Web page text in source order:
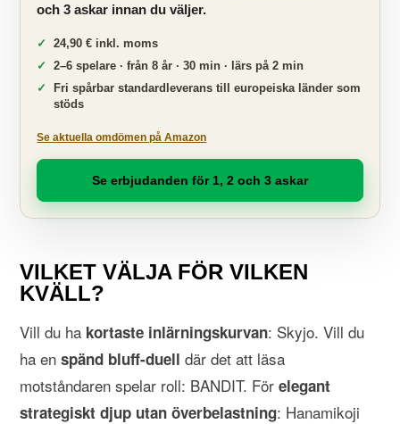
och 3 askar innan du väljer.
24,90 € inkl. moms
2–6 spelare · från 8 år · 30 min · lärs på 2 min
Fri spårbar standardleverans till europeiska länder som
stöds
Se aktuella omdömen på Amazon
Se erbjudanden för 1, 2 och 3 askar
VILKET VÄLJA FÖR VILKEN
KVÄLL?
Vill du ha kortaste inlärningskurvan: Skyjo. Vill du
ha enspänd bluff-duell där det att läsa
motståndaren spelar roll: BANDIT. Förelegant
strategiskt djup utan överbelastning: Hanamikoji